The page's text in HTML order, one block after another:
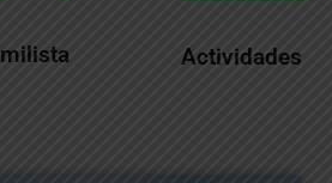
Actividades